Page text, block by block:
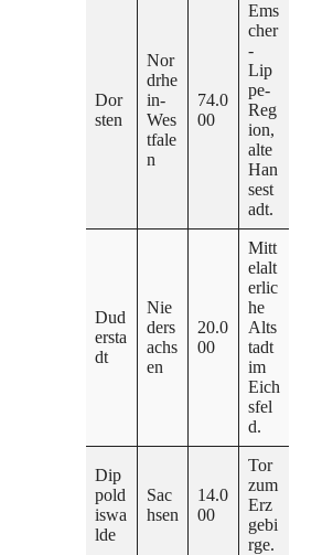
Dor
sten
Nor
drhe
in-
Wes
tfale
n
74.0
00
Ems
cher
-
Lip
pe-
Reg
ion,
alte
Han
sest
adt.
Dud
ersta
dt
Nie
ders
achs
en
20.0
00
Mitt
elalt
erlic
he
Alts
tadt
im
Eich
sfel
d.
Dip
pold
iswa
lde
Sac
hsen
14.0
00
Tor
zum
Erz
gebi
rge.